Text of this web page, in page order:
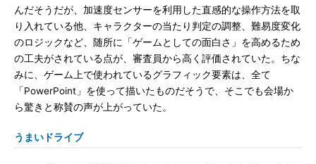
んだそうだが、加速度センサーを利用した直感的な操作方法を取
り入れている他、キャラクターの当たり判定の調整、難易度変化
のロジックなど、随所に「ゲームとしての面白さ」を高めるため
の工夫がされている点が、審査員から高く評価されていた。ちな
みに、ゲーム上で使われているグラフィック要素は、全て
「PowerPoint」を使って描いたものだそうで、そこでも会場か
ら驚きと称賛の声が上がっていた。
うまいドライブ